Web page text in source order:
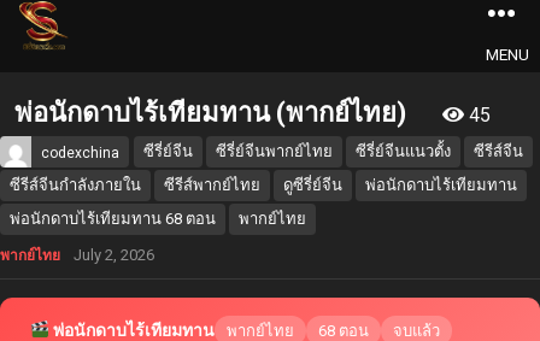
MENU
พ่อนักดาบไร้เทียมทาน (พากย์ไทย) 45
codexchina ซีรี่ย์จีน ซีรี่ย์จีนพากย์ไทย ซีรี่ย์จีนแนวตั้ง
ซีรีส์จีน
ซีรีส์จีนกำลังภายใน
ซีรีส์พากย์ไทย ดูซีรี่ย์จีน
พ่อนักดาบไร้เทียมทาน
พ่อนักดาบไร้เทียมทาน 68 ตอน
พากย์ไทย
พากย์ไทย July 2, 2026
พ่อนักดาบไร้เทียมทาน พากย์ไทย 68 ตอน จบแล้ว